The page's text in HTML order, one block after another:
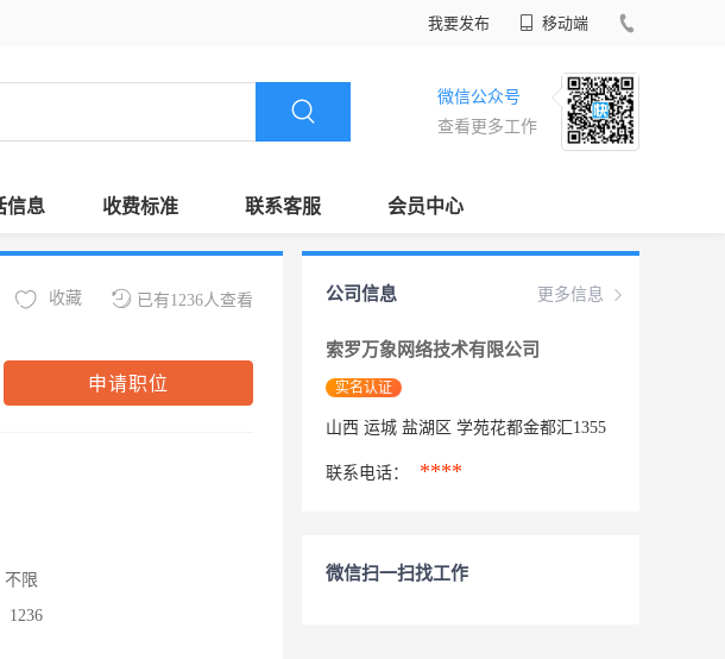
我要发布 移动端
微信公众号
查看更多工作
信息 收费标准 联系客服 会员中心
已有1236人查看
收藏
申请职位
不限
1236
更多信息
公司信息
索罗万象网络技术有限公司
实名认证
山西 运城 盐湖区 学苑花都金都汇1355
联系电话： ****
微信扫一扫找工作